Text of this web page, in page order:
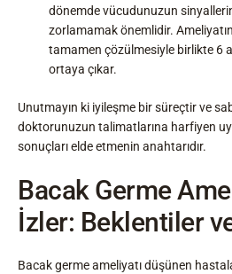
dönemde vücudunuzun
zorlamamak önemlidir.
tamamen çözülmesiyle birlikte 6
ortaya çıkar.
Unutmayın ki iyileşme bir süreçtir ve
doktorunuzun talimatlarına harfiyen
sonuçları elde etmenin anahtarıdır.
Bacak Germe
İzler: Beklentiler
Bacak germe ameliyatı düşünen